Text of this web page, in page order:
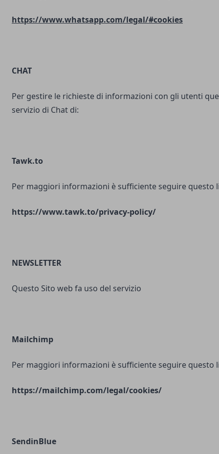
https://www.whatsapp.com/legal/#cookies
CHAT
Per gestire le richieste di informazioni con gli utenti
servizio di Chat di:
Tawk.to
Per maggiori informazioni è sufficiente seguire questo
https://www.tawk.to/privacy-policy/
NEWSLETTER
Questo Sito web fa uso del servizio
Mailchimp
Per maggiori informazioni è sufficiente seguire questo
https://mailchimp.com/legal/cookies/
SendinBlue